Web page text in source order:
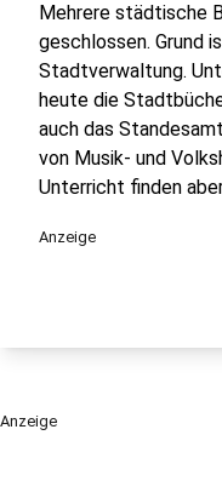
Mehrere städtische
geschlossen. Grund
Stadtverwaltung.
heute die
auch das
von Musik- und
Unterricht finden
Anzeige
Anzeige